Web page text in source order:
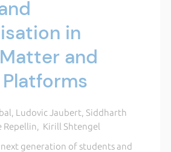
in
and
Ludovic Jaubert, Siddharth
Repellin, Kirill Shtengel
generation of students and